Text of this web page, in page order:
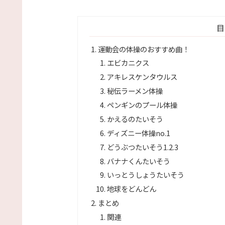
運動会の体操のおすすめ曲！
エビカニクス
アキレスケンタウルス
秘伝ラーメン体操
ペンギンのプール体操
かえるのたいそう
ディズニー体操no.1
どうぶつたいそう1.2.3
バナナくんたいそう
いっとうしょうたいそう
地球をどんどん
まとめ
関連